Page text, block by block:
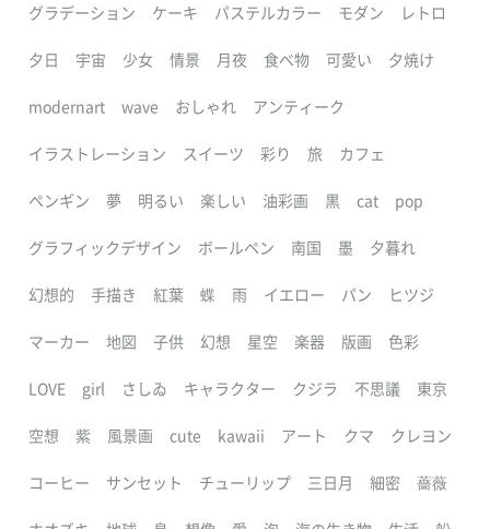
グラデーション ケーキ パステルカラー モダン レトロ
夕日 宇宙 少女 情景 月夜 食べ物 可愛い 夕焼け
modernart wave おしゃれ アンティーク
イラストレーション スイーツ 彩り 旅 カフェ
ペンギン 夢 明るい 楽しい 油彩画 黒 cat pop
グラフィックデザイン ボールペン 南国 墨 夕暮れ
幻想的 手描き 紅葉 蝶 雨 イエロー パン ヒツジ
マーカー 地図 子供 幻想 星空 楽器 版画 色彩
LOVE girl さしゐ キャラクター クジラ 不思議 東京
空想 紫 風景画 cute kawaii アート クマ クレヨン
コーヒー サンセット チューリップ 三日月 細密 薔薇